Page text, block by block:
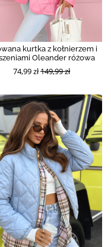
kurtka z kołnierzem i
Oleander różowa
74,99 zł149,99 zł